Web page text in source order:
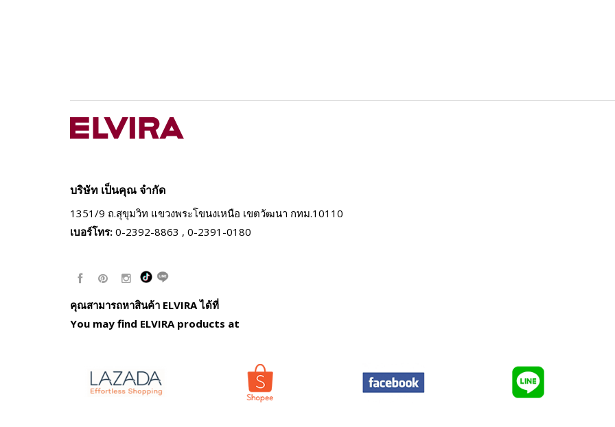
บริษัท เป็นคุณ จำกัด
1351/9 ถ.สุขุมวิท แขวงพระโขนงเหนือ เขตวัฒนา กทม.10110
เบอร์โทร: 0-2392-8863 , 0-2391-0180
คุณสามารถหาสินค้า ELVIRA ได้ที่
You may find ELVIRA products at